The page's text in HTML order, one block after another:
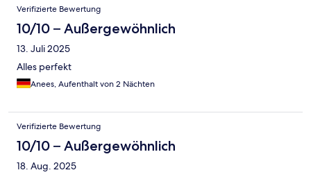
Verifizierte Bewertung
10/10 – Außergewöhnlich
13. Juli 2025
Alles perfekt
Anees, Aufenthalt von 2 Nächten
Verifizierte Bewertung
10/10 – Außergewöhnlich
18. Aug. 2025